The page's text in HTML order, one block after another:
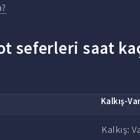
seferleri saat
Kalkış-
Kalkış: